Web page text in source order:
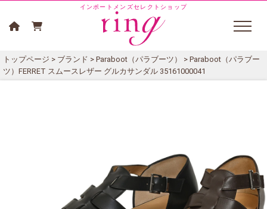
インポートメンズセレクトショップ
トップページ > ブランド > Paraboot（パラブーツ）
> Paraboot（パラブー
ツ）FERRET スムースレザー グルカサンダル 35161000041